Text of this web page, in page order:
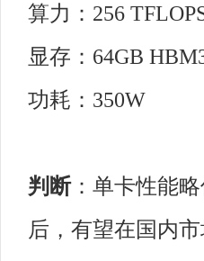
算力：256
显存：64GB
功耗：350W
判断：单卡性能
后，有望在国内